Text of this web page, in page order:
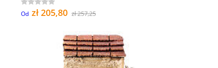
Od zł 205,80 zł 257,25